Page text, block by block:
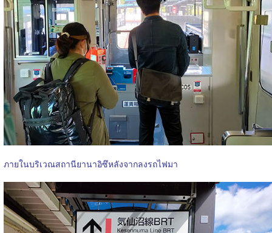
ภายในบริเวณสถานียานาอิซึหลังจากลงรถไฟมา